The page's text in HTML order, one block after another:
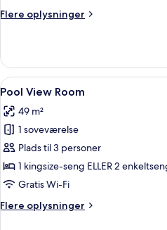
eller
Flere oplysninger
Flere
værelse
med
dobbeltseng
2
enkeltsenge
Indlæs
alle
billeder
af
Pool
View
Room
11
Pool View Room
49 m²
1 soveværelse
Plads til 3 personer
1 kingsize-seng ELLER 2
Gratis Wi-Fi
Flere oplysninger
Flere